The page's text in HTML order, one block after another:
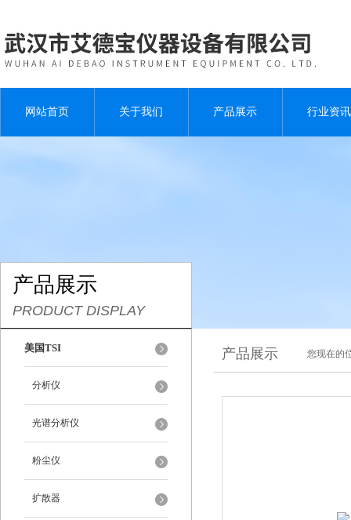
网站首页 关于我们 产品展示 行业资讯
产品展示
PRODUCT DISPLAY
美国TSI
分析仪
光谱分析仪
粉尘仪
扩散器
产品展示 您现在的